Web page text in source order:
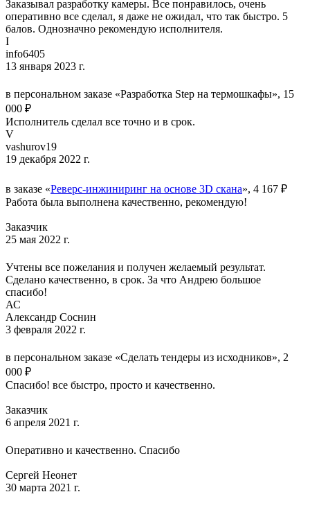
Заказывал разработку камеры. Все понравилось, очень
оперативно все сделал, я даже не ожидал, что так быстро. 5
балов. Однозначно рекомендую исполнителя.
I
info6405
13 января 2023 г.
в персональном заказе «Разработка Step на термошкафы», 15
000 ₽
Исполнитель сделал все точно и в срок.
V
vashurov19
19 декабря 2022 г.
в заказе «Реверс-инжиниринг на основе 3D скана», 4 167 ₽
Работа была выполнена качественно, рекомендую!
Заказчик
25 мая 2022 г.
Учтены все пожелания и получен желаемый результат.
Сделано качественно, в срок. За что Андрею большое
спасибо!
АС
Александр Соснин
3 февраля 2022 г.
в персональном заказе «Сделать тендеры из исходников», 2
000 ₽
Спасибо! все быстро, просто и качественно.
Заказчик
6 апреля 2021 г.
Оперативно и качественно. Спасибо
Сергей Неонет
30 марта 2021 г.